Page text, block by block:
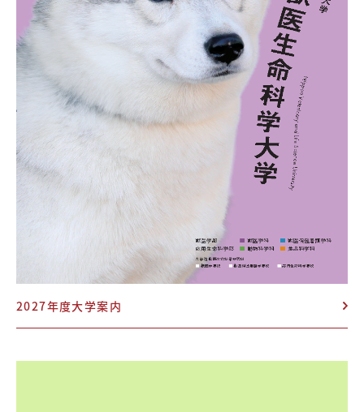
2027年度大学案内